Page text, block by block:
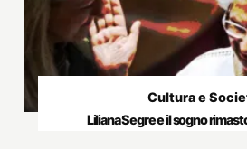
Cultura e
Liliana Segre e il sogno